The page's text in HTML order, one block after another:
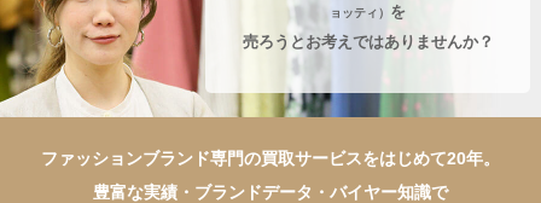
ョッティ） を
売ろうとお考えではありませんか？
ファッションブランド専門の買取サービスをはじめて20年。
豊富な実績・ブランドデータ・バイヤー知識で